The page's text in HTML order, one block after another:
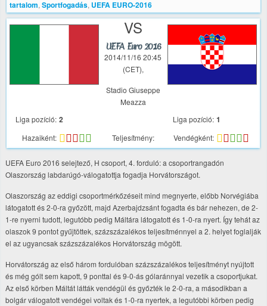
tartalom, Sportfogadás, UEFA EURO-2016
VS
UEFA Euro 2016
2014/11/16 20:45
(CET),
Stadio Giuseppe
Meazza
Liga pozíció: 2 Liga pozíció: 1
Hazaiként: Teljesítmény: Vendégként:
UEFA Euro 2016 selejtező, H csoport, 4. forduló: a csoportrangadón
Olaszország labdarúgó-válogatottja fogadja Horvátországot.
Olaszország az eddigi csoportmérkőzéseit mind megnyerte, előbb Norvégiába
látogatott és 2-0-ra győzött, majd Azerbajdzsánt fogadta és bár nehezen, de 2-
1-re nyerni tudott, legutóbb pedig Máltára látogatott és 1-0-ra nyert. Így tehát az
olaszok 9 pontot gyűjtöttek, százszázalékos teljesítménnyel a 2. helyet foglalják
el az ugyancsak százszázalékos Horvátország mögött.
Horvátország az első három fordulóban százszázalékos teljesítményt nyújtott
és még gólt sem kapott, 9 ponttal és 9-0-ás gólaránnyal vezetik a csoportjukat.
Az első körben Máltát látták vendégül és győzték le 2-0-ra, a másodikban a
bolgár válogatott vendégei voltak és 1-0-ra nyertek, a legutóbbi körben pedig